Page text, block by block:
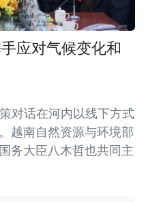
应对气候变化和
对话在河内以线下方式
越南自然资源与环境部
务大臣八木哲也共同主